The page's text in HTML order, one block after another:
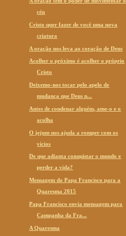
céu
Cristo quer fazer de você uma nova
criatura
A oração nos leva ao coração de Deus
Acolher o próximo é acolher o próprio
Cristo
Deixemo-nos tocar pelo apelo de
mudança que Deus n...
Antes de condenar alguém, ame-o e o
acolha
O jejum nos ajuda a romper com os
vícios
De que adianta conquistar o mundo e
perder a vida?
Mensagem do Papa Francisco para a
Quaresma 2015
Papa Francisco envia mensagem para
Campanha da Fra...
A Quaresma